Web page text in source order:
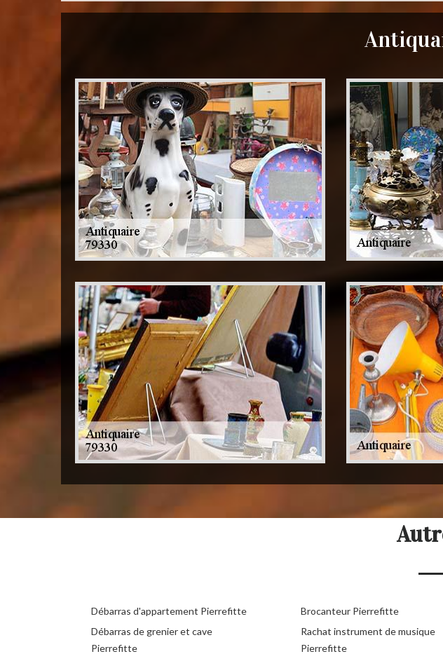
Débarras d'appartement Pierrefitte
Débarras de grenier et cave
Pierrefitte
Brocanteur Pierrefitte
Rachat instrument de musique
Pierrefitte